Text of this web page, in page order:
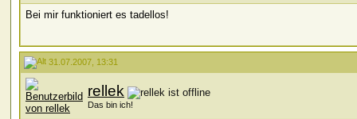
Bei mir funktioniert es tadellos!
31.07.2007, 13:31
rellek
Das bin ich!